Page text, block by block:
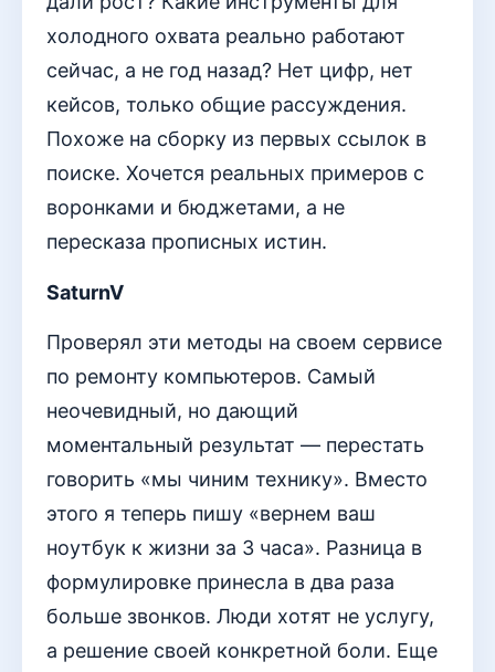
холодного охвата реально работают
сейчас, а не год назад? Нет цифр, нет
кейсов, только общие рассуждения.
Похоже на сборку из первых ссылок в
поиске. Хочется реальных примеров с
воронками и бюджетами, а не
пересказа прописных истин.
SaturnV
Проверял эти методы на своем сервисе
по ремонту компьютеров. Самый
неочевидный, но дающий
моментальный результат — перестать
говорить «мы чиним технику». Вместо
этого я теперь пишу «вернем ваш
ноутбук к жизни за 3 часа». Разница в
формулировке принесла в два раза
больше звонков. Люди хотят не услугу,
а решение своей конкретной боли. Еще